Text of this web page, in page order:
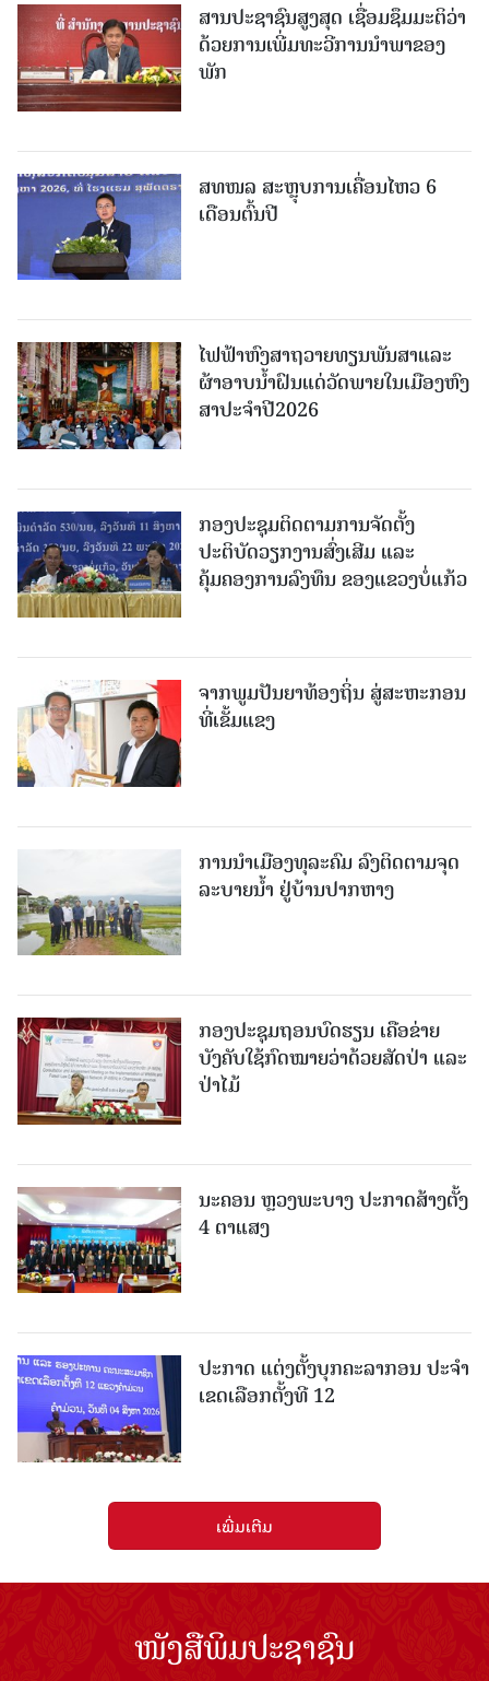
ສານປະຊາຊົນສູງສຸດ ເຊື່ອມຊຶມມະຕິວ່າ
ດ້ວຍການເພີ່ມທະວີການນຳພາຂອງ
ພັກ
ສທໜລ ສະຫຼຸບການເຄື່ອນໄຫວ 6
ເດືອນຕົ້ນປີ
ໄຟຟ້າຫົງສາຖວາຍທຽນພັນສາແລະ
ຜ້າອາບນໍ້າຝົນແດ່ວັດພາຍໃນເມືອງຫົງ
ສາປະຈໍາປີ2026
ກອງປະຊຸມຕິດຕາມການຈັດຕັ້ງ
ປະຕິບັດວຽກງານສົ່ງເສີມ ແລະ
ຄຸ້ມຄອງການລົງທຶນ ຂອງແຂວງບໍ່ແກ້ວ
ຈາກພູມປັນຍາທ້ອງຖິ່ນ ສູ່ສະຫະກອນ
ທີ່ເຂັ້ມແຂງ
ການນໍາເມືອງທຸລະຄົມ ລົງຕິດຕາມຈຸດ
ລະບາຍນໍ້າ ຢູ່ບ້ານປາກຫາງ
ກອງປະຊຸມຖອນບົດຮຽນ ເຄືອຂ່າຍ
ບັງຄັບໃຊ້ກົດໝາຍວ່າດ້ວຍສັດປ່າ ແລະ
ປ່າໄມ້
ນະຄອນ ຫຼວງພະບາງ ປະ​ກາດ​ສ້າງ​ຕັ້ງ
4 ຕາແສງ
ປະກາດ ແຕ່ງຕັ້ງບຸກຄະລາກອນ ປະຈໍາ
ເຂດເລືອກຕັ້ງທີ 12
ເພີ່ມເຕີມ
ໜັງສືພິມປະຊາຊົນ